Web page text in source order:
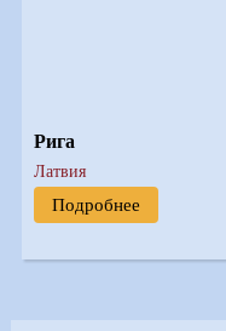
Рига
Латвия
Подробнее